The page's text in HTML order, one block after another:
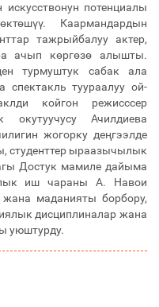
потенциалы
Каармандардын
тажрыйбалуу актер,
ачып көргөзө алышты.
турмуштук сабак ала
туураалуу ой-
койгон режисссер
окутуучусу Ачилдиева
жогорку деңгээлде
студенттер ыраазычылык
Достук мамиле дайыма
иш чараны А. Навои
маданияты борбору,
дисциплиналар жана
уюштурду.